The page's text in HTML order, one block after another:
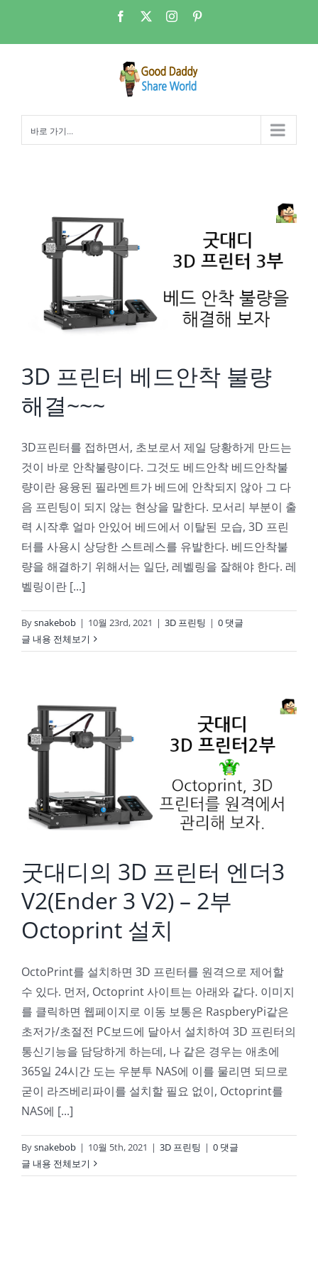
츠
Facebook Instagram
바로 가기...
3D 프린터 베드안착 불량
해결~~~
3D프린터를 접하면서, 초보로서 제일 당황하게 만드는
것이 바로 안착불량이다. 그것도 베드안착 베드안착불
량이란 용융된 필라멘트가 베드에 안착되지 않아 그 다
음 프린팅이 되지 않는 현상을 말한다. 모서리 부분이 출
력 시작후 얼마 안있어 베드에서 이탈된 모습, 3D 프린
터를 사용시 상당한 스트레스를 유발한다. 베드안착불
량을 해결하기 위해서는 일단, 레벨링을 잘해야 한다. 레
벨링이란 [...]
Bysnakebob | 10월 23rd, 2021 | 3D 프린팅 | 0 댓글
글 내용 전체보기
굿대디의 3D 프린터 엔더3
V2(Ender 3 V2) – 2부
Octoprint 설치
OctoPrint를 설치하면 3D 프린터를 원격으로 제어할
수 있다. 먼저, Octoprint 사이트는 아래와 같다. 이미지
를 클릭하면 웹페이지로 이동 보통은 RaspberyPi같은
초저가/초절전 PC보드에 달아서 설치하여 3D 프린터의
통신기능을 담당하게 하는데, 나 같은 경우는 애초에
365일 24시간 도는 우분투 NAS에 이를 물리면 되므로
굳이 라즈베리파이를 설치할 필요 없이, Octoprint를
NAS에 [...]
Bysnakebob | 10월 5th, 2021 | 3D 프린팅 | 0 댓글
글 내용 전체보기